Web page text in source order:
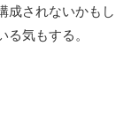
成されないかもし
気もする。